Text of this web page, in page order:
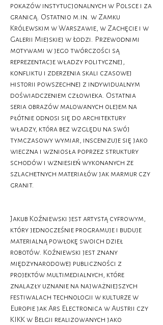
pokazów instytucjonalnych w Polsce i za
granicą. Ostatnio m.in. w Zamku
Królewskim w Warszawie, w Zachęcie i w
Galerii Miejskiej w Łodzi. Przewodnimi
motywami w jego twórczości są
reprezentacje władzy politycznej,
konfliktu i zderzenia skali czasowej
historii powszechnej z indywidualnym
doświadczeniem człowieka. Ostatnia
seria obrazów malowanych olejem na
płótnie odnosi się do architektury
władzy, która bez względu na swój
tymczasowy wymiar, inscenizuje się jako
wieczna i wzniosła poprzez struktury
schodów i wzniesień wykonanych ze
szlachetnych materiałów jak marmur czy
granit.
Jakub Koźniewski jest artystą cyfrowym,
który jednocześnie programuje i buduje
materialną powłokę swoich dzieł
robotów. Koźniewski jest znany
międzynarodowej publiczności z
projektów multimedialnych, które
znalazły uznanie na najważniejszych
festiwalach technologii w kulturze w
Europie jak Ars Electronica w Austrii czy
KIKK w Belgii realizowanych jako